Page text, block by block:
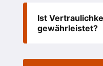
Ist
gewährleistet?